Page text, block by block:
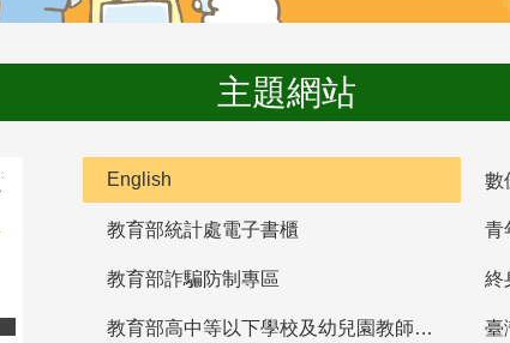
主題網站
English 數
教育部統計處電子書櫃 青
教育部詐騙防制專區 終
教育部高中等以下學校及幼兒園教師資格檢定考試 臺